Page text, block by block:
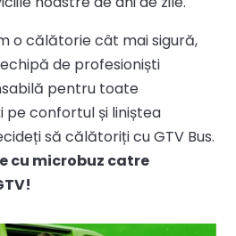
o călătorie cât mai sigură,
de profesioniști
pentru toate
pe confortul și liniștea
să călătoriți cu GTV Bus.
cu microbuz catre